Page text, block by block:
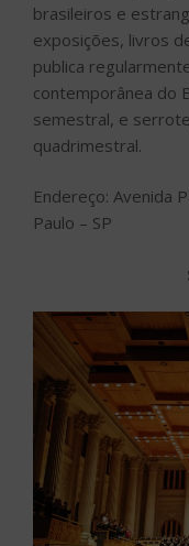
brasileiros e
exposições, livros
publica
contemporânea do
semestral, e
quadrimestral.
Endereço: Avenida
Paulo – SP